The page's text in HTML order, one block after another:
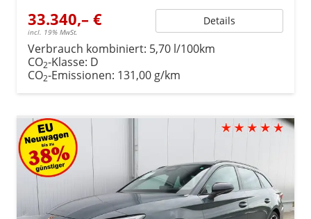
33.340,– €
incl. 19% MwSt.
Details
Verbrauch kombiniert: 5,70 l/100km
CO2-Klasse: D
CO2-Emissionen: 131,00 g/km